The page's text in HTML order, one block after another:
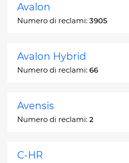
Avalon
Numero di reclami: 3905
Avalon Hybrid
Numero di reclami: 66
Avensis
Numero di reclami: 2
C-HR